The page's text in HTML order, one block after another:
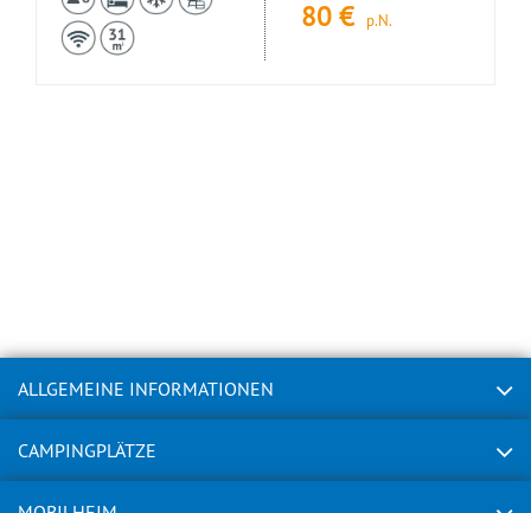
80 € p.N.
ALLGEMEINE INFORMATIONEN
CAMPINGPLÄTZE